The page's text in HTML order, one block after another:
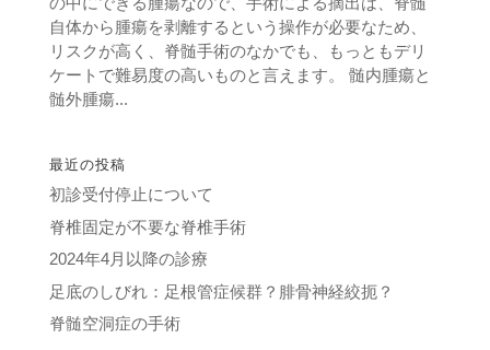
自体から腫瘍を剥離するという操作が必要なため、
リスクが高く、脊髄手術のなかでも、もっともデリ
ケートで難易度の高いものと言えます。 髄内腫瘍と
髄外腫瘍...
最近の投稿
初診受付停止について
脊椎固定が不要な脊椎手術
2024年4月以降の診療
足底のしびれ：足根管症候群？腓骨神経絞扼？
脊髄空洞症の手術